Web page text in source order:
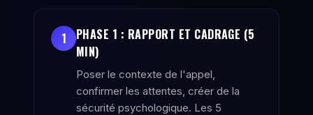
1
PHASE 1 : RAPPORT ET CADRAGE (5
MIN)
Poser le contexte de l'appel,
confirmer les attentes, créer de la
sécurité psychologique. Les 5